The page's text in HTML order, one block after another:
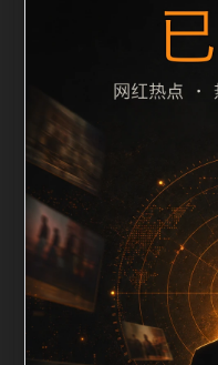
图片本地化、坏图默
长度过滤。如果同一
同角度补充事件背景
口，降低站群页面之
荐、上一篇下一篇和
深度尽量控制在三次
径补充三类信息：入口
续阅读、移动端打开时
内容后同步检查标题
图、alt、title和推荐链
解，也能让真实用户